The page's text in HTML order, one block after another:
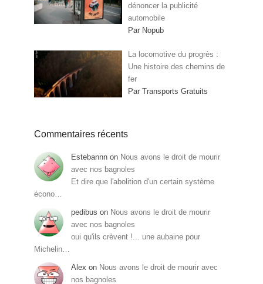
dénoncer la publicité
automobile
Par Nopub
La locomotive du progrès :
Une histoire des chemins de
fer
Par Transports Gratuits
Commentaires récents
Estebannn on Nous avons le droit de mourir
avec nos bagnoles
Et dire que l'abolition d'un certain système
écono…
pedibus on Nous avons le droit de mourir
avec nos bagnoles
oui qu'ils crèvent !... une aubaine pour
Michelin…
Alex on Nous avons le droit de mourir avec
nos bagnoles